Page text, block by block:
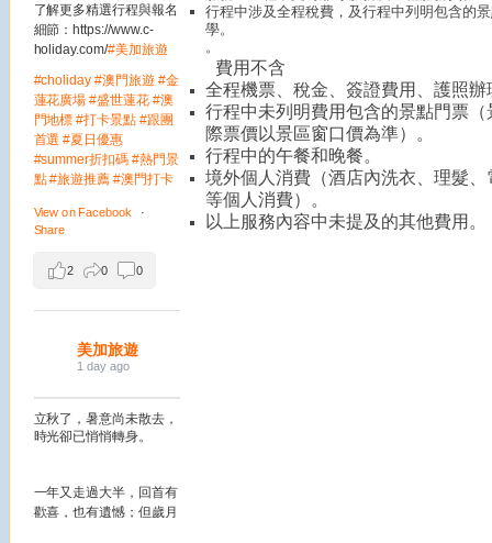
了解更多精選行程與報名
細節：https://www.c-
holiday.com/#美加旅遊
#choliday #澳門旅遊 #金
蓮花廣場 #盛世蓮花 #澳
門地標 #打卡景點 #跟團
首選 #夏日優惠
#summer折扣碼 #熱門景
點 #旅遊推薦 #澳門打卡
View on Facebook
·
Share
2 0 0
美加旅遊
1 day ago
立秋了，暑意尚未散去，
時光卻已悄悄轉身。
一年又走過大半，回首有
歡喜，也有遺憾；但歲月
行程中涉及全程稅費，及行程中列明包含的
學。
。
費用不含
全程機票、稅金、簽證費用、護照
行程中未列明費用包含的景點門票
際票價以景區窗口價為準）。
行程中的午餐和晚餐。
境外個人消費（酒店內洗衣、理髮
等個人消費）。
以上服務內容中未提及的其他費用。